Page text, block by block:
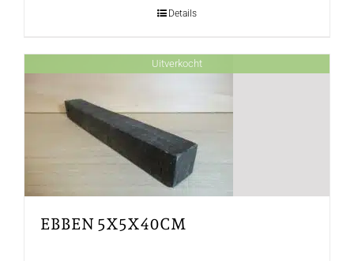
Details
Uitverkocht
EBBEN 5X5X40CM